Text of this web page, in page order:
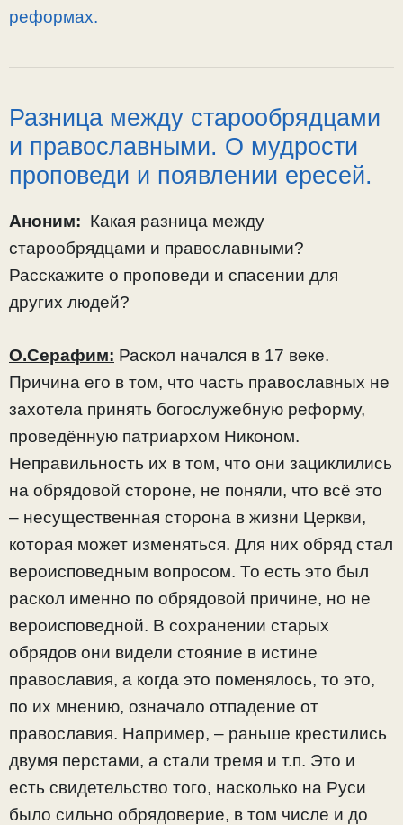
реформах.
Разница между старообрядцами
и православными. О мудрости
проповеди и появлении ересей.
Аноним: Какая разница между
старообрядцами и православными?
Расскажите о проповеди и спасении для
других людей?
О.Серафим: Раскол начался в 17 веке.
Причина его в том, что часть православных не
захотела принять богослужебную реформу,
проведённую патриархом Никоном.
Неправильность их в том, что они зациклились
на обрядовой стороне, не поняли, что всё это
– несущественная сторона в жизни Церкви,
которая может изменяться. Для них обряд стал
вероисповедным вопросом. То есть это был
раскол именно по обрядовой причине, но не
вероисповедной. В сохранении старых
обрядов они видели стояние в истине
православия, а когда это поменялось, то это,
по их мнению, означало отпадение от
православия. Например, – раньше крестились
двумя перстами, а стали тремя и т.п. Это и
есть свидетельство того, насколько на Руси
было сильно обрядоверие, в том числе и до